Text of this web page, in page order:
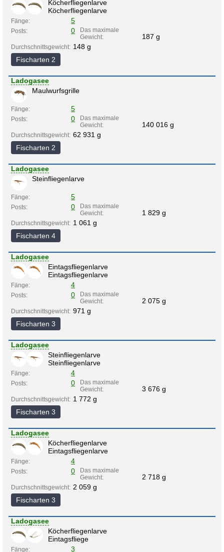
Köcherfliegenlarve
Köcherfliegenlarve
Fänge: 5
Posts: 0
Das maximale
Gewicht:
187 g
Durchschnittsgewicht: 148 g
Fischarten 2
Ladogasee
Maulwurfsgrille
Fänge: 5
Posts: 0
Das maximale
Gewicht:
140 016 g
Durchschnittsgewicht: 62 931 g
Fischarten 2
Ladogasee
Steinfliegenlarve
Fänge: 5
Posts: 0
Das maximale
Gewicht:
1 829 g
Durchschnittsgewicht: 1 061 g
Fischarten 4
Ladogasee
Eintagsfliegenlarve
Eintagsfliegenlarve
Fänge: 4
Posts: 0
Das maximale
Gewicht:
2 075 g
Durchschnittsgewicht: 971 g
Fischarten 3
Ladogasee
Steinfliegenlarve
Steinfliegenlarve
Fänge: 4
Posts: 0
Das maximale
Gewicht:
3 676 g
Durchschnittsgewicht: 1 772 g
Fischarten 3
Ladogasee
Köcherfliegenlarve
Eintagsfliegenlarve
Fänge: 4
Posts: 0
Das maximale
Gewicht:
2 718 g
Durchschnittsgewicht: 2 059 g
Fischarten 3
Ladogasee
Köcherfliegenlarve
Eintagsfliege
Fänge: 3